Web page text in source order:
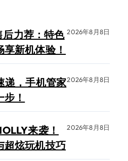
力荐：特色
新机体验！
2026年8月8日
递，手机管家
！
2026年8月8日
来袭！
超炫玩机技巧
2026年8月8日